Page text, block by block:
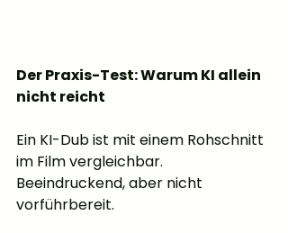
Der Praxis-Test: Warum KI allein
nicht reicht
Ein KI-Dub ist mit einem Rohschnitt
im Film vergleichbar.
Beeindruckend, aber nicht
vorführbereit.